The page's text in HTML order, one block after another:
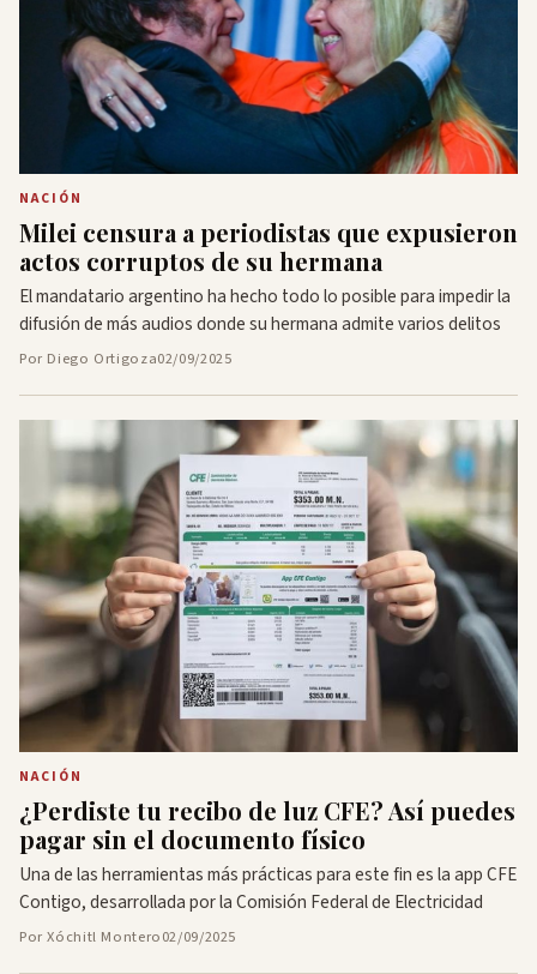
NACIÓN
Milei censura a periodistas que expusieron
actos corruptos de su hermana
El mandatario argentino ha hecho todo lo posible para impedir la
difusión de más audios donde su hermana admite varios delitos
Por Diego Ortigoza02/09/2025
NACIÓN
¿Perdiste tu recibo de luz CFE? Así puedes
pagar sin el documento físico
Una de las herramientas más prácticas para este fin es la app CFE
Contigo, desarrollada por la Comisión Federal de Electricidad
Por Xóchitl Montero02/09/2025